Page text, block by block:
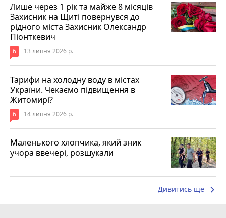
Лише через 1 рік та майже 8 місяців
Захисник на Щиті повернувся до
рідного міста Захисник Олександр
Піонткевич
6 13 липня 2026 р.
Тарифи на холодну воду в містах
України. Чекаємо підвищення в
Житомирі?
6 14 липня 2026 р.
Маленького хлопчика, який зник
учора ввечері, розшукали
Дивитись ще keyboard_arrow_right